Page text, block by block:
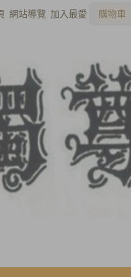
網站導覽 加入最愛 購物車